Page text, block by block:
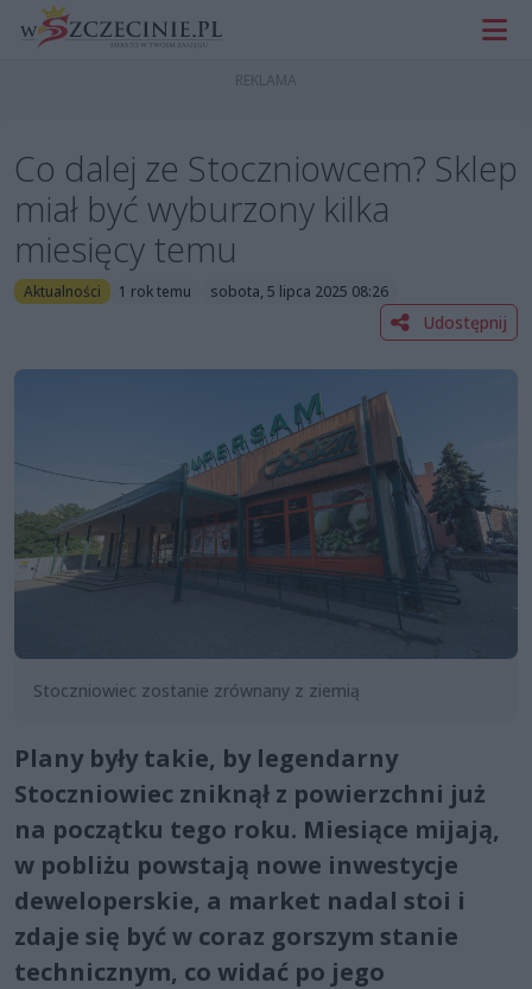
Co dalej ze Stoczniowcem? Sklep
miał być wyburzony kilka
miesięcy temu
Aktualności 1 rok temu sobota, 5 lipca 2025 08:26
Udostępnij
Stoczniowiec zostanie zrównany z ziemią
Plany były takie, by legendarny
Stoczniowiec zniknął z powierzchni już
na początku tego roku. Miesiące mijają,
w pobliżu powstają nowe inwestycje
deweloperskie, a market nadal stoi i
zdaje się być w coraz gorszym stanie
technicznym, co widać po jego